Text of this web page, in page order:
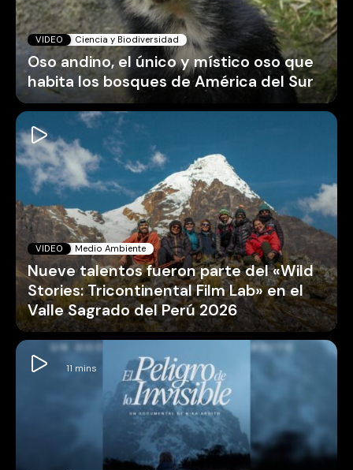
VIDEO Ciencia y Biodiversidad
Oso andino, el único y místico oso que
habita los bosques de América del Sur
VIDEO Medio Ambiente
Nueve talentos fueron parte del «Wild
Stories: Tricontinental Film Lab» en el
Valle Sagrado del Perú 2026